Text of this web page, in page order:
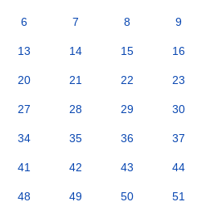
6 7 8 9
13 14 15 16
20 21 22 23
27 28 29 30
34 35 36 37
41 42 43 44
48 49 50 51